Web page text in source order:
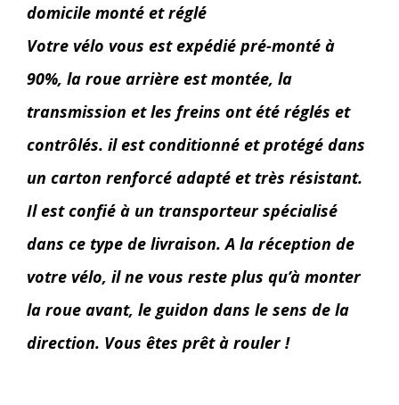
domicile monté et réglé
Votre vélo vous est expédié pré-monté à
90%, la roue arrière est montée, la
transmission et les freins ont été réglés et
contrôlés. il est conditionné et protégé dans
un carton renforcé adapté et très résistant.
Il est confié à un transporteur spécialisé
dans ce type de livraison. A la réception de
votre vélo, il ne vous reste plus qu’à monter
la roue avant, le guidon dans le sens de la
direction. Vous êtes prêt à rouler !